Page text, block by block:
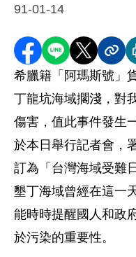
91-01-14
分享至 Facebook
分享到 LINE
分享到 X
分享
希臘籍「阿瑪斯號」
丁龍坑海域擱淺，對
傷害，值此事件發生
於本日舉行記者會，
訂為「台灣海域受難
墾丁海域曾經在這一
能時時提醒國人和政
於污染的重要性。